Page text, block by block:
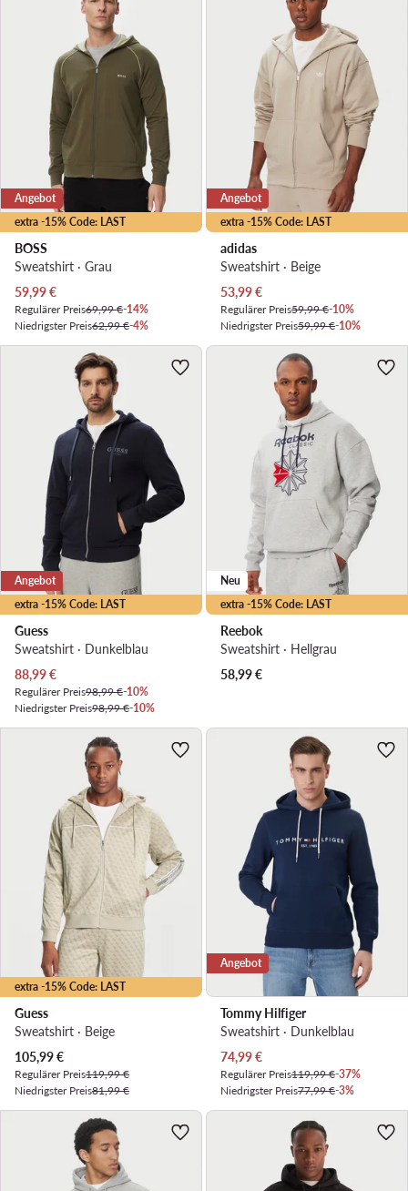
extra -15% Code: LAST
Angebot
BOSS
Sweatshirt · Grau
Aktueller Preis
59,99€
Regulärer Preis69,99 €-14%
Niedrigster Preis62,99 €-4%
extra -15% Code: LAST
Angebot
adidas
Sweatshirt · Beige
Aktueller Preis
53,99€
Regulärer Preis59,99 €-10%
Niedrigster Preis59,99 €-10%
extra -15% Code: LAST
Angebot
Guess
Sweatshirt · Dunkelblau
Aktueller Preis
88,99€
Regulärer Preis98,99 €-10%
Niedrigster Preis98,99 €-10%
extra -15% Code: LAST
Neu
Reebok
Sweatshirt · Hellgrau
58,99€
extra -15% Code: LAST
Guess
Sweatshirt · Beige
Aktueller Preis
105,99€
Regulärer Preis119,99 €
Niedrigster Preis81,99 €
Angebot
Tommy Hilfiger
Sweatshirt · Dunkelblau
Aktueller Preis
74,99€
Regulärer Preis119,99 €-37%
Niedrigster Preis77,99 €-3%